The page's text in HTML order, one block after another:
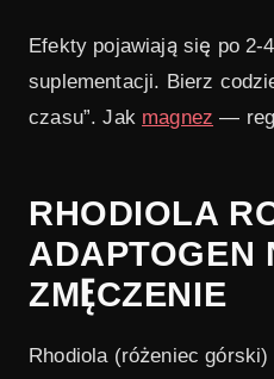
Efekty pojawiają się po 2-
suplementacji. Bierz
czasu”. Jak magnez —
RHODIOLA
ADAPTOGEN
ZMĘCZENIE
Rhodiola (różeniec